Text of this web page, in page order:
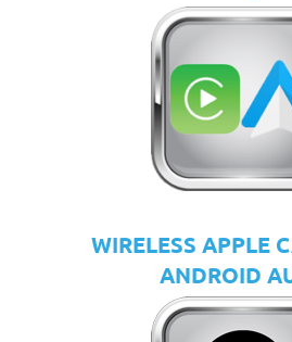
WIRELESS APPLE
ANDROID